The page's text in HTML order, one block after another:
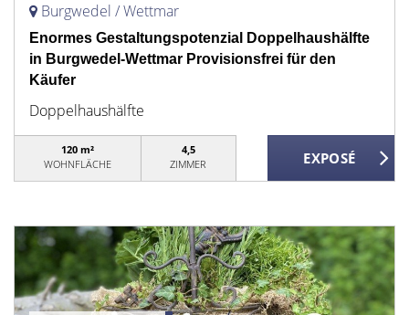
Burgwedel / Wettmar
Enormes Gestaltungspotenzial Doppelhaushälfte
in Burgwedel-Wettmar Provisionsfrei für den
Käufer
Doppelhaushälfte
120 m²
WOHNFLÄCHE
4,5
ZIMMER